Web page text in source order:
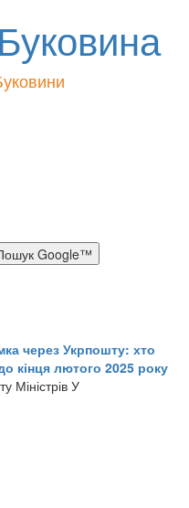
через Укрпошту: хто
кінця лютого 2025 року
Міністрів У